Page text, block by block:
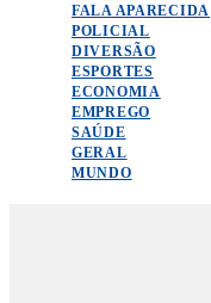
FALA APARECIDA
POLICIAL
DIVERSÃO
ESPORTES
ECONOMIA
EMPREGO
SAÚDE
GERAL
MUNDO